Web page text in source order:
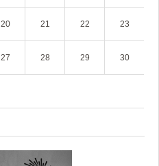
20 21 22 23
27 28 29 30